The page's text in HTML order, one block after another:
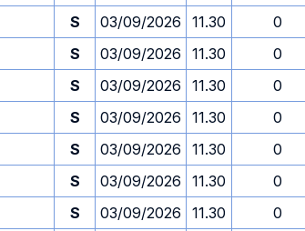
S 03/09/2026 11.30 0
S 03/09/2026 11.30 0
S 03/09/2026 11.30 0
S 03/09/2026 11.30 0
S 03/09/2026 11.30 0
S 03/09/2026 11.30 0
S 03/09/2026 11.30 0